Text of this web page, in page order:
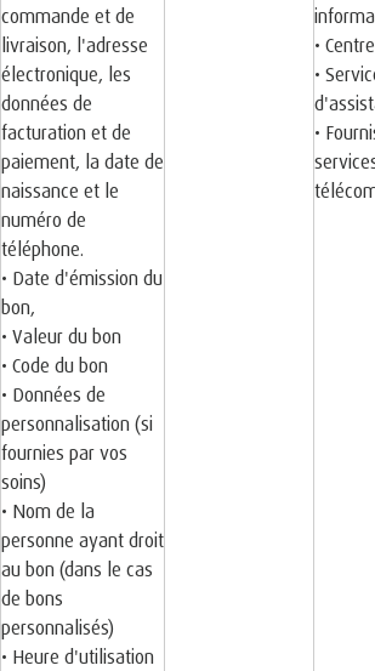
commande et de
livraison, l'adresse
électronique, les
données de
facturation et de
paiement, la date de
naissance et le
numéro de
téléphone.
• Date d'émission du
bon,
• Valeur du bon
• Code du bon
• Données de
personnalisation (si
fournies par vos
soins)
• Nom de la
personne ayant droit
au bon (dans le cas
de bons
personnalisés)
• Heure d'utilisation
•
•
•